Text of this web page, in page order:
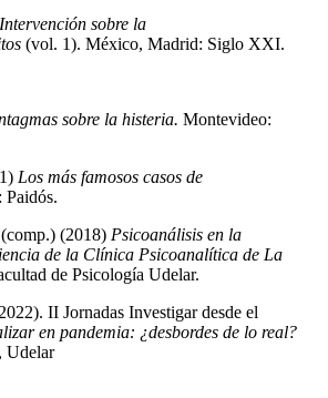
Intervención sobre la
(vol. 1). México, Madrid: Siglo XXI.
sobre la histeria. Montevideo:
Los más famosos casos de
Paidós.
(2018) Psicoanálisis en la
de la Clínica Psicoanalítica de La
de Psicología Udelar.
II Jornadas Investigar desde el
en pandemia: ¿desbordes de lo real?
Udelar